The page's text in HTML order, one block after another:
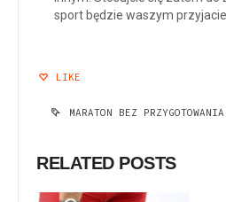
sport będzie waszym
LIKE
MARATON BEZ PRZYGOTOWANIA
RELATED POSTS